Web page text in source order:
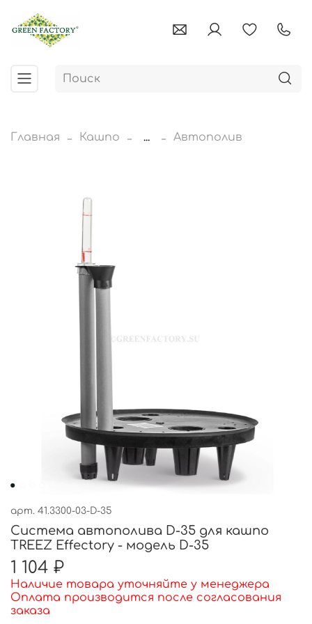
Главная Кашпо ... Автополив
арт. 41.3300-03-D-35
Система автополива D-35 для кашпо
TREEZ Effectory - модель D-35
1 104 ₽
Наличие товара уточняйте у менеджера
Оплата производится после согласования
заказа